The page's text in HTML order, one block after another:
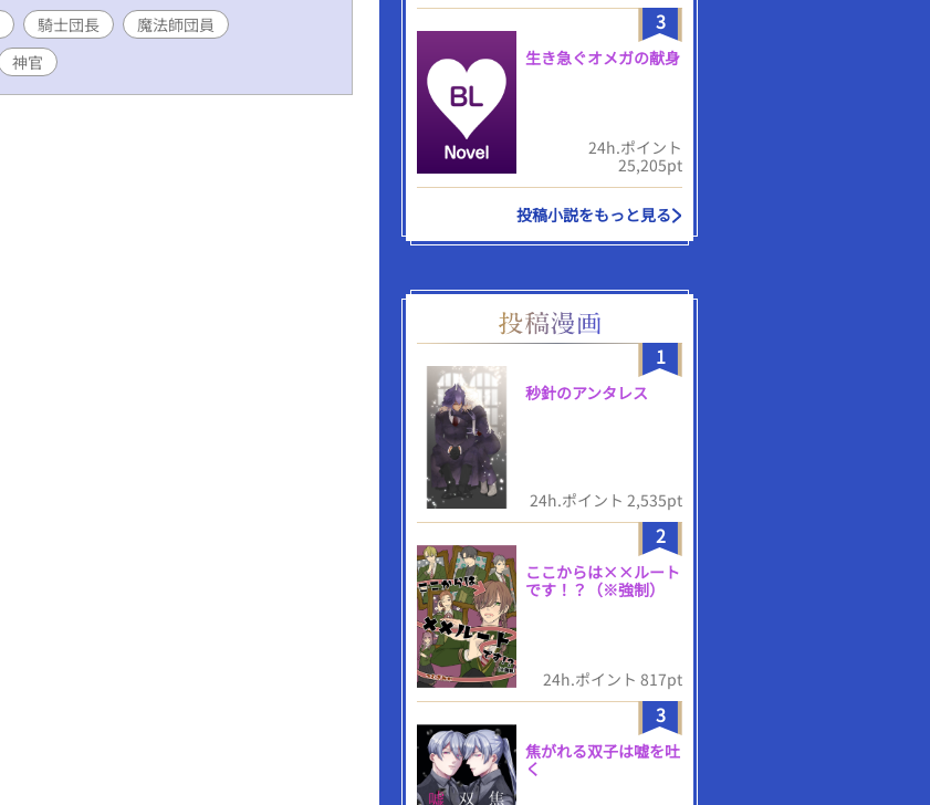
騎士団長
魔法師団員
神官
3
生き急ぐオメガの献身
24h.ポイント
25,205pt
投稿小説をもっと見る
1
秒針のアンタレス
24h.ポイント 2,535pt
2
ここからは××ルート
です！？（※強制）
24h.ポイント 817pt
3
焦がれる双子は嘘を吐
く